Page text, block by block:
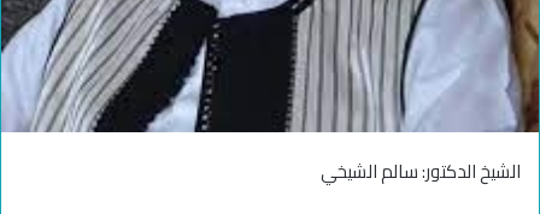
الشيخ الدكتور: سالم الشيخي